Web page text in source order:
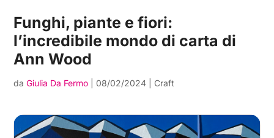
Funghi, piante e fiori:
l’incredibile mondo di carta di
Ann Wood
daGiulia Da Fermo 08/02/2024 Craft